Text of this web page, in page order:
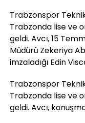
Trabzonspor
Trabzonda lise ve
geldi. Avcı, 15
Müdürü Zekeriya
imzaladığı Edin
Trabzonspor
Trabzonda lise ve
geldi. Avcı,